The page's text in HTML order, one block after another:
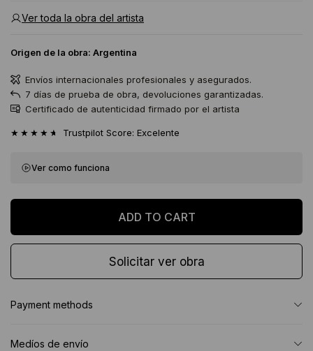
Ver toda la obra del artista
Origen de la obra: Argentina
Envíos internacionales profesionales y asegurados.
7 días de prueba de obra, devoluciones garantizadas.
Certificado de autenticidad firmado por el artista
★★★★★ Trustpilot Score: Excelente
Ver como funciona
Solicitar ver obra
Payment methods
Medíos de envío